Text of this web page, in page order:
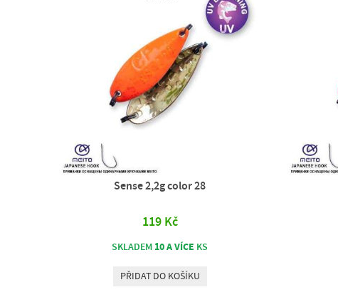
Sense 2,2g color 28
119 Kč
SKLADEM 10 A VÍCE KS
PŘIDAT DO KOŠÍKU